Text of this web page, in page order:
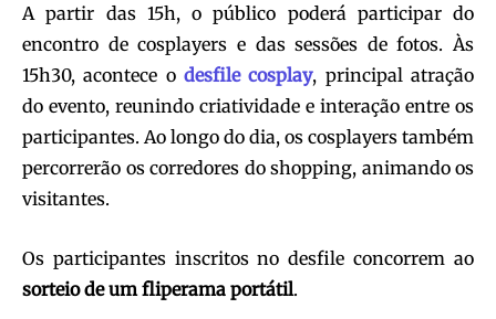
A partir das 15h, o público poderá participar do
encontro de cosplayers e das sessões de fotos. Às
15h30, acontece o desfile cosplay, principal atração
do evento, reunindo criatividade e interação entre os
participantes. Ao longo do dia, os cosplayers também
percorrerão os corredores do shopping, animando os
visitantes.
Os participantes inscritos no desfile concorrem ao
sorteio de um fliperama portátil.